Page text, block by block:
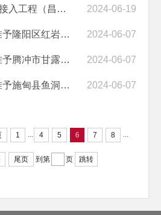
“十四五”新能源项目接入工程（昌宁县珠街光伏电站35kV送出线路工程）... 2024-06-19
保山市水务局关于准予隆阳区红岩水库除险 加固工程初步设计的行政许可决... 2024-06-07
保山市水务局关于准予腾冲市甘露寺水库除险加固工程初步设计的行政许可... 2024-06-07
保山市水务局关于准予施甸县鱼洞水库除险加固 工程初步设计的行政许可决... 2024-06-07
1 ... 4 5 6 7 8 ...
尾页 到第 页 跳转